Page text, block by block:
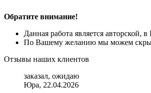
Обратите внимание!
Данная работа является авторской,
По Вашему желанию мы можем
Отзывы наших клиентов
заказал, ожидаю
Юра, 22.04.2026